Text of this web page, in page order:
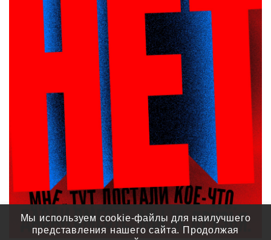
Мы используем cookie-файлы для наилучшего
представления нашего сайта. Продолжая